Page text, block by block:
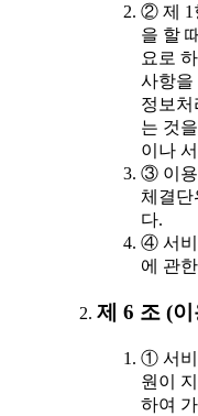
② 제 1
을 할
요로
사항을
정보
는 것
이나
③ 이용
체결단
다.
④ 서비
에 관
제 6 조 (
① 서비
원이
하여